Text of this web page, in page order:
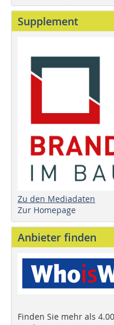
Supplement
Zu den Mediadaten
Zur Homepage
Anbieter finden
Finden Sie mehr als